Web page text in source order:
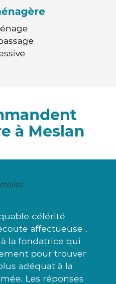
à Meslan
célérité
affectueuse .
la fondatrice qui
pour trouver
adéquat à la
Les réponses